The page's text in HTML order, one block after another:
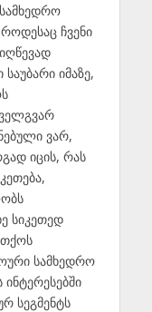
ჩვენი
იმაზე,
ვარ,
იცის, რას
სიკეთედ
სამხედრო
ინტერესებში
სეგმენტს